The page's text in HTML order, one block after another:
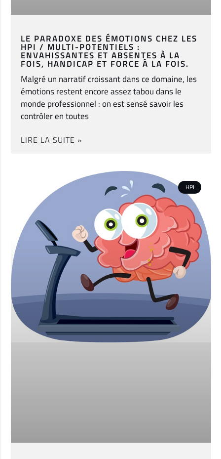
LE PARADOXE DES ÉMOTIONS CHEZ LES
HPI / MULTI-POTENTIELS :
ENVAHISSANTES ET ABSENTES À LA
FOIS, HANDICAP ET FORCE À LA FOIS.
Malgré un narratif croissant dans ce domaine, les
émotions restent encore assez tabou dans le
monde professionnel : on est sensé savoir les
contrôler en toutes
LIRE LA SUITE »
HPI